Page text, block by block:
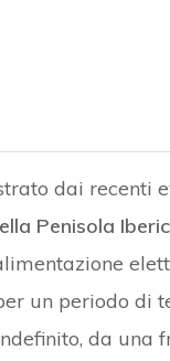
dai recenti
Penisola
un periodo di
da una